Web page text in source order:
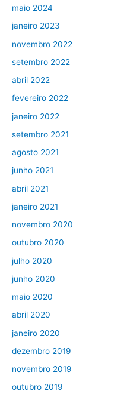
maio 2024
janeiro 2023
novembro 2022
setembro 2022
abril 2022
fevereiro 2022
janeiro 2022
setembro 2021
agosto 2021
junho 2021
abril 2021
janeiro 2021
novembro 2020
outubro 2020
julho 2020
junho 2020
maio 2020
abril 2020
janeiro 2020
dezembro 2019
novembro 2019
outubro 2019